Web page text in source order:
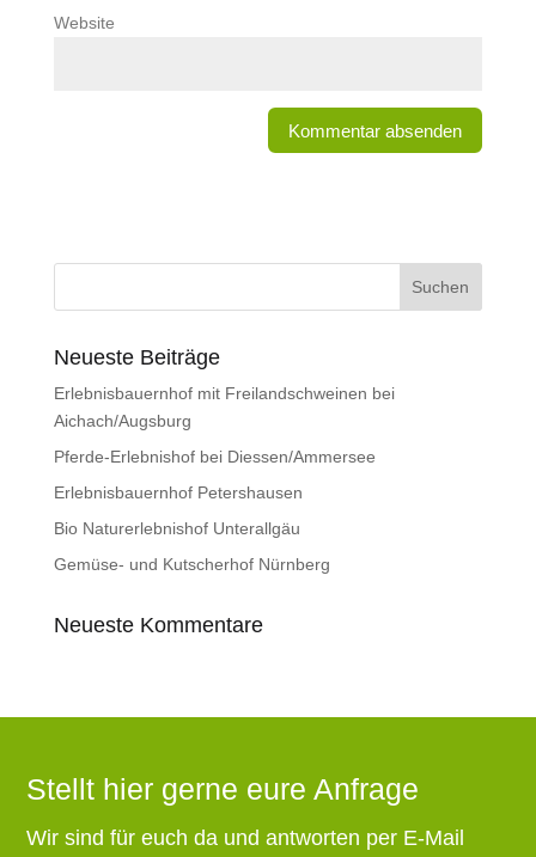
Website
Neueste Beiträge
Erlebnisbauernhof mit Freilandschweinen bei
Aichach/Augsburg
Pferde-Erlebnishof bei Diessen/Ammersee
Erlebnisbauernhof Petershausen
Bio Naturerlebnishof Unterallgäu
Gemüse- und Kutscherhof Nürnberg
Neueste Kommentare
Stellt hier gerne eure Anfrage
Wir sind für euch da und antworten per E-Mail